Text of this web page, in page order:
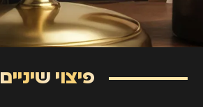
פיצוי שיניים